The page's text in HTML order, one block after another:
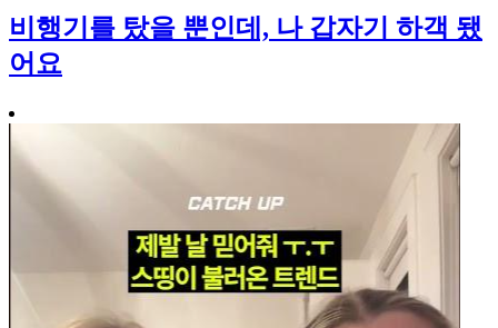
비행기를 탔을 뿐인데, 나 갑자기 하객 됐
어요